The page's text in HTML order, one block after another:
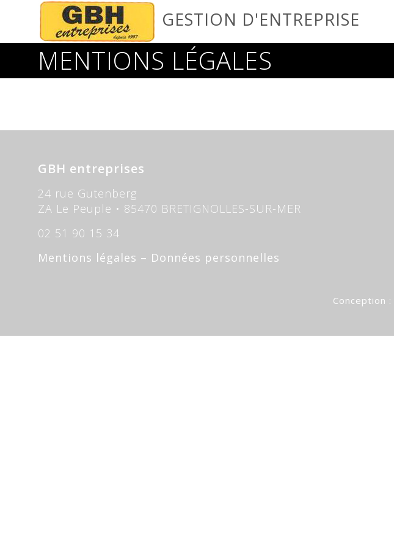
GESTION D'ENTREPRISE
MENTIONS LÉGALES
GBH entreprises
24 rue Gutenberg
ZA Le Peuple • 85470 BRETIGNOLLES-SUR-MER
02 51 90 15 34
Mentions légales – Données personnelles
Conception :